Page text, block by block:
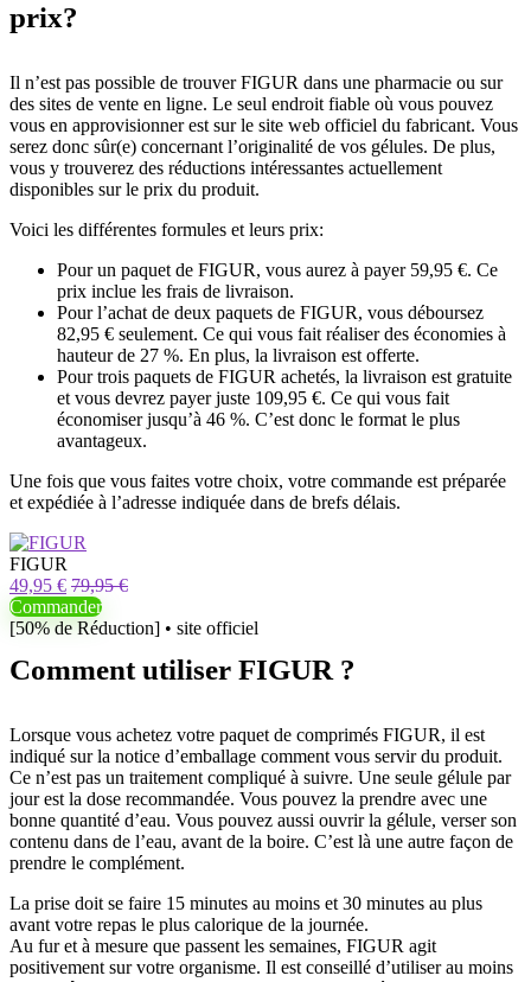
prix?
Il n’est pas possible de trouver FIGUR dans une pharmacie ou sur
des sites de vente en ligne. Le seul endroit fiable où vous pouvez
vous en approvisionner est sur le site web officiel du fabricant. Vous
serez donc sûr(e) concernant l’originalité de vos gélules. De plus,
vous y trouverez des réductions intéressantes actuellement
disponibles sur le prix du produit.
Voici les différentes formules et leurs prix:
Pour un paquet de FIGUR, vous aurez à payer 59,95 €. Ce
prix inclue les frais de livraison.
Pour l’achat de deux paquets de FIGUR, vous déboursez
82,95 € seulement. Ce qui vous fait réaliser des économies à
hauteur de 27 %. En plus, la livraison est offerte.
Pour trois paquets de FIGUR achetés, la livraison est gratuite
et vous devrez payer juste 109,95 €. Ce qui vous fait
économiser jusqu’à 46 %. C’est donc le format le plus
avantageux.
Une fois que vous faites votre choix, votre commande est préparée
et expédiée à l’adresse indiquée dans de brefs délais.
FIGUR
49,95 € 79,95 €
Commander
[50% de Réduction] • site officiel
Comment utiliser FIGUR ?
Lorsque vous achetez votre paquet de comprimés FIGUR, il est
indiqué sur la notice d’emballage comment vous servir du produit.
Ce n’est pas un traitement compliqué à suivre. Une seule gélule par
jour est la dose recommandée. Vous pouvez la prendre avec une
bonne quantité d’eau. Vous pouvez aussi ouvrir la gélule, verser son
contenu dans de l’eau, avant de la boire. C’est là une autre façon de
prendre le complément.
La prise doit se faire 15 minutes au moins et 30 minutes au plus
avant votre repas le plus calorique de la journée.
Au fur et à mesure que passent les semaines, FIGUR agit
positivement sur votre organisme. Il est conseillé d’utiliser au moins